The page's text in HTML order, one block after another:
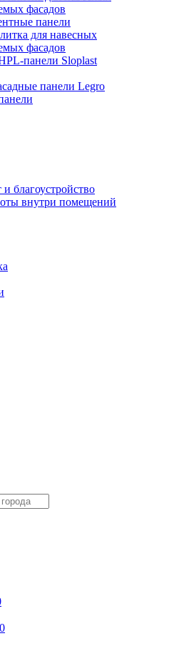
фасадов
панели
для навесных
фасадов
панели Sloplast
панели Legro
благоустройство
внутри помещений
0